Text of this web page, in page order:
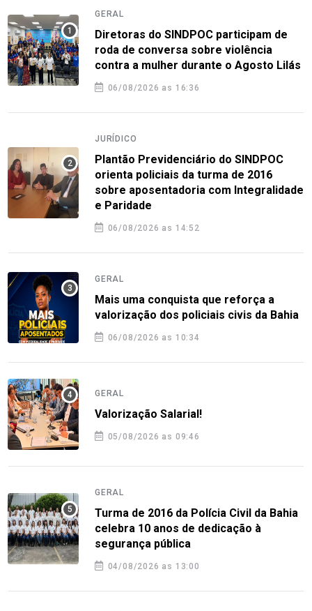
GERAL
Diretoras do SINDPOC participam de
roda de conversa sobre violência
contra a mulher durante o Agosto Lilás
06/08/2026 as 16:36
JURÍDICO
Plantão Previdenciário do SINDPOC
orienta policiais da turma de 2016
sobre aposentadoria com Integralidade
e Paridade
06/08/2026 as 14:52
GERAL
Mais uma conquista que reforça a
valorização dos policiais civis da Bahia
06/08/2026 as 10:34
GERAL
Valorização Salarial!
05/08/2026 as 09:46
GERAL
Turma de 2016 da Polícia Civil da Bahia
celebra 10 anos de dedicação à
segurança pública
04/08/2026 as 13:00